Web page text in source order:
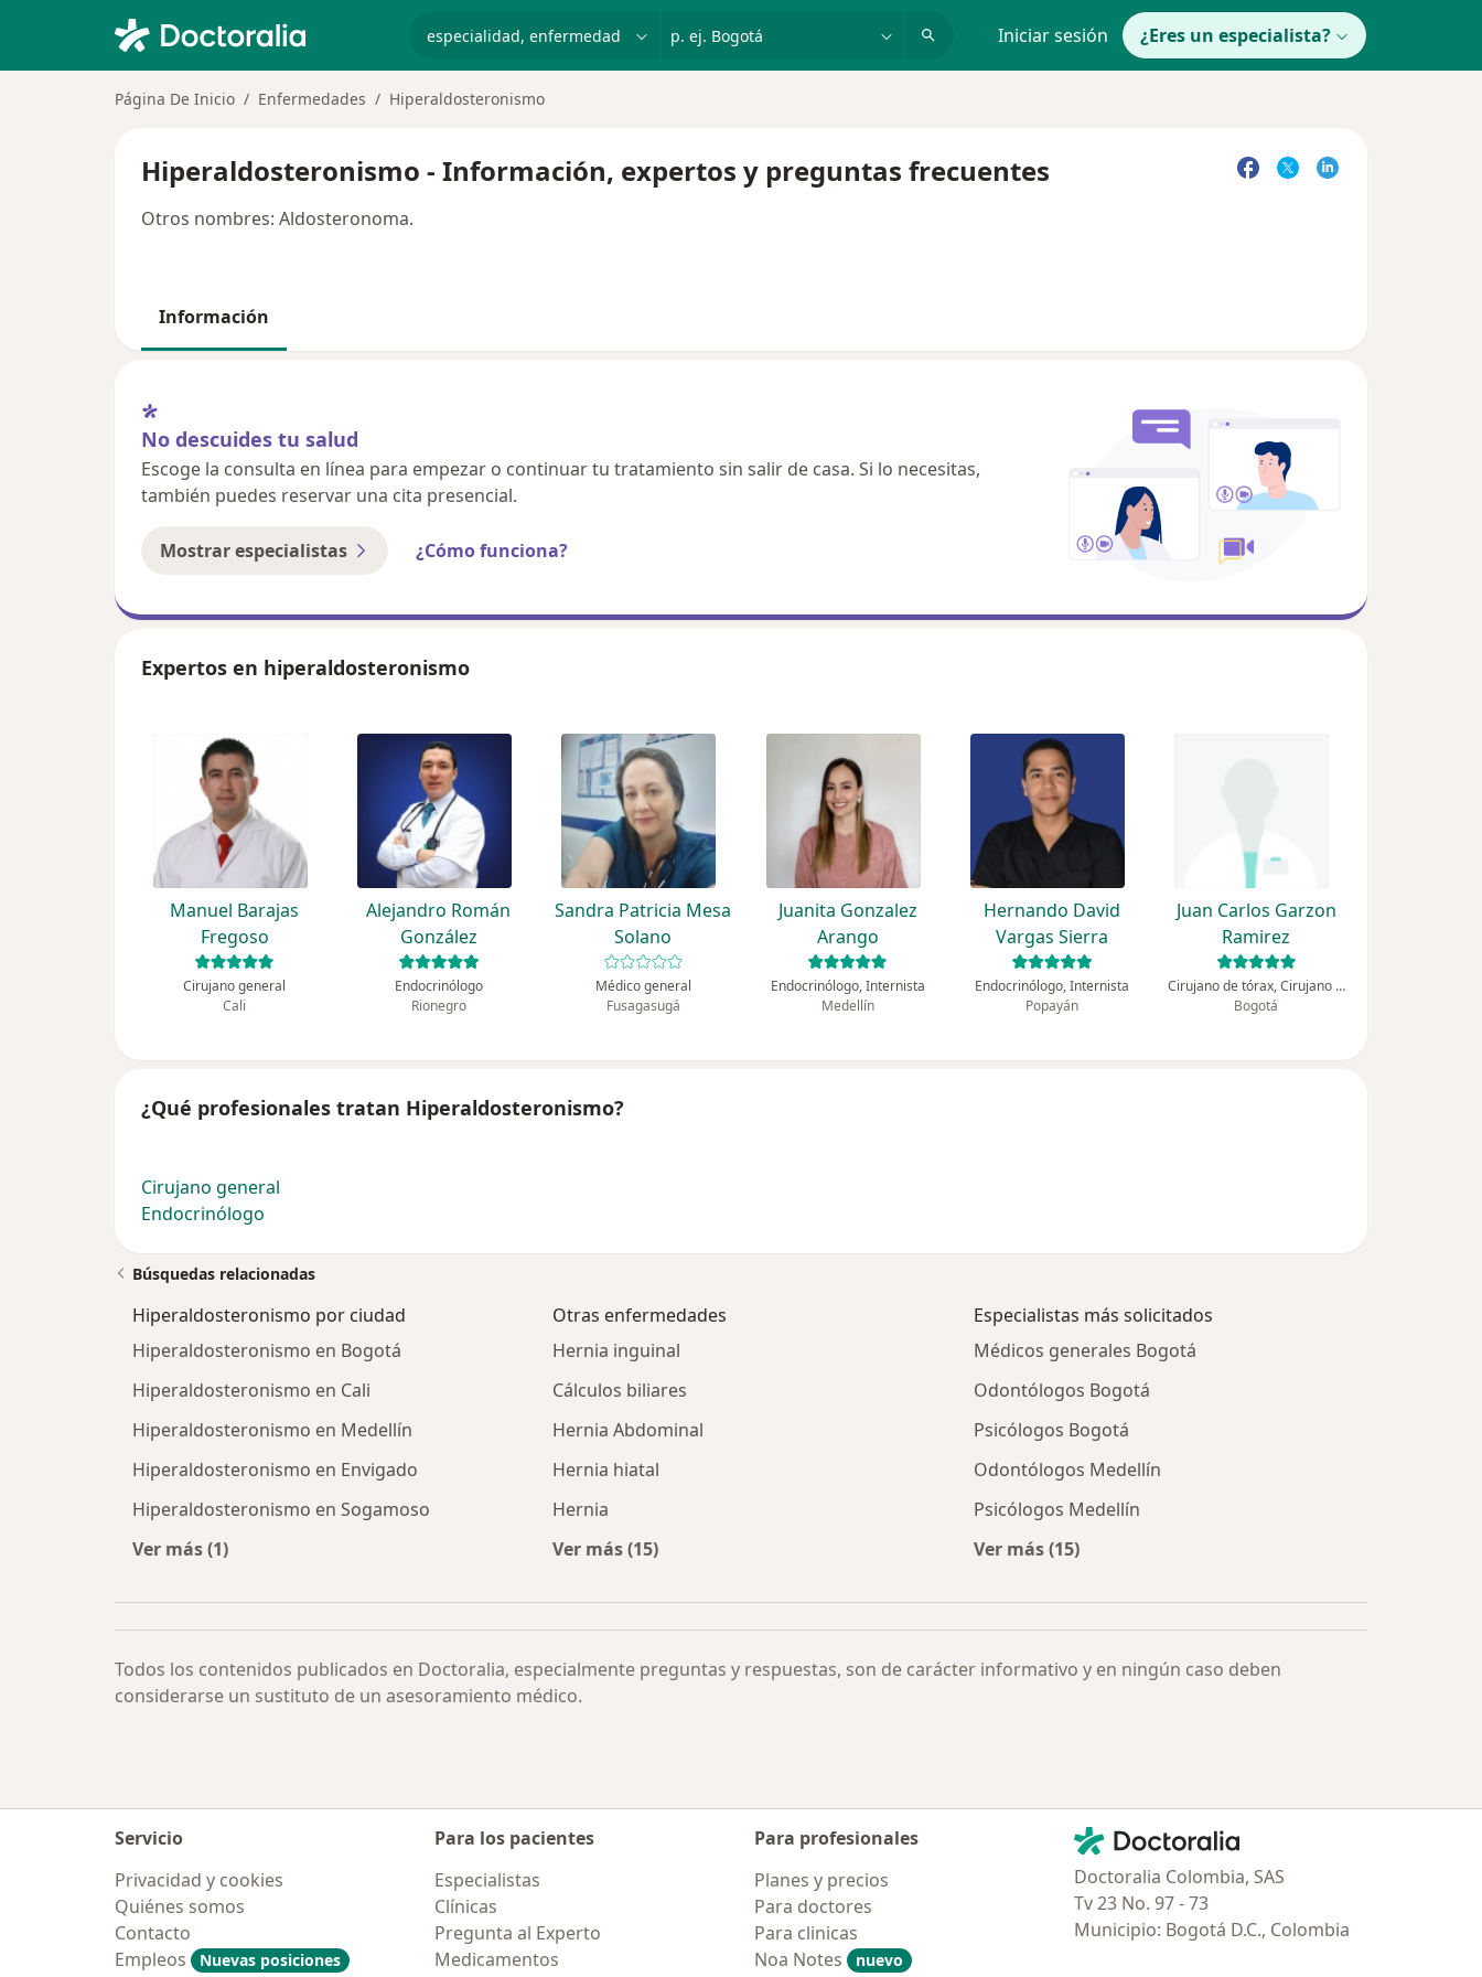
p. ej. Bogotá Iniciar sesión ¿Eres un especialista?
Página De Inicio Enfermedades Hiperaldosteronismo
Hiperaldosteronismo - Información, expertos y preguntas frecuentes
Otros nombres: Aldosteronoma.
Información
No descuides tu salud
Escoge la consulta en línea para empezar o continuar tu tratamiento sin salir de casa. Si lo necesitas,
también puedes reservar una cita presencial.
Mostrar especialistas ¿Cómo funciona?
Expertos en hiperaldosteronismo
Manuel Barajas
Fregoso
Cirujano general
Cali
Alejandro Román
González
Endocrinólogo
Rionegro
Sandra Patricia Mesa
Solano
Médico general
Fusagasugá
Juanita Gonzalez
Arango
Endocrinólogo, Internista
Medellín
Hernando David
Vargas Sierra
Endocrinólogo, Internista
Popayán
Juan Carlos Garzon
Ramirez
Cirujano de tórax, Cirujano general
Bogotá
¿Qué profesionales tratan Hiperaldosteronismo?
Cirujano general
Endocrinólogo
Búsquedas relacionadas
Hiperaldosteronismo por ciudad
Hiperaldosteronismo en Bogotá
Hiperaldosteronismo en Cali
Hiperaldosteronismo en Medellín
Hiperaldosteronismo en Envigado
Hiperaldosteronismo en Sogamoso
Ver más (1)
Otras enfermedades
Hernia inguinal
Cálculos biliares
Hernia Abdominal
Hernia hiatal
Hernia
Ver más (15)
Especialistas más solicitados
Médicos generales Bogotá
Odontólogos Bogotá
Psicólogos Bogotá
Odontólogos Medellín
Psicólogos Medellín
Ver más (15)
Todos los contenidos publicados en Doctoralia, especialmente preguntas y respuestas, son de carácter informativo y en ningún caso deben
considerarse un sustituto de un asesoramiento médico.
Servicio
Privacidad y cookies
Quiénes somos
Contacto
Empleos
Nuevas posiciones
Para los pacientes
Especialistas
Clínicas
Pregunta al Experto
Medicamentos
Para profesionales
Planes y precios
Para doctores
Para clinicas
Noa Notes
nuevo
Contacto
Doctoralia - Página de inicio
Doctoralia Colombia, SAS
Tv 23 No. 97 - 73
Municipio: Bogotá D.C., Colombia